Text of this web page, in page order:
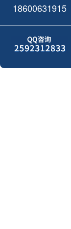
18600631915